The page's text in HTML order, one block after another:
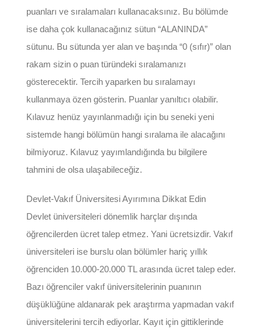
puanları ve sıralamaları kullanacaksınız. Bu bölümde
ise daha çok kullanacağınız sütun “ALANINDA”
sütunu. Bu sütunda yer alan ve başında “0 (sıfır)” olan
rakam sizin o puan türündeki sıralamanızı
gösterecektir. Tercih yaparken bu sıralamayı
kullanmaya özen gösterin. Puanlar yanıltıcı olabilir.
Kılavuz henüz yayınlanmadığı için bu seneki yeni
sistemde hangi bölümün hangi sıralama ile alacağını
bilmiyoruz. Kılavuz yayımlandığında bu bilgilere
tahmini de olsa ulaşabileceğiz.
Devlet-Vakıf Üniversitesi Ayırımına Dikkat Edin
Devlet üniversiteleri dönemlik harçlar dışında
öğrencilerden ücret talep etmez. Yani ücretsizdir. Vakıf
üniversiteleri ise burslu olan bölümler hariç yıllık
öğrenciden 10.000-20.000 TL arasında ücret talep eder.
Bazı öğrenciler vakıf üniversitelerinin puanının
düşüklüğüne aldanarak pek araştırma yapmadan vakıf
üniversitelerini tercih ediyorlar. Kayıt için gittiklerinde